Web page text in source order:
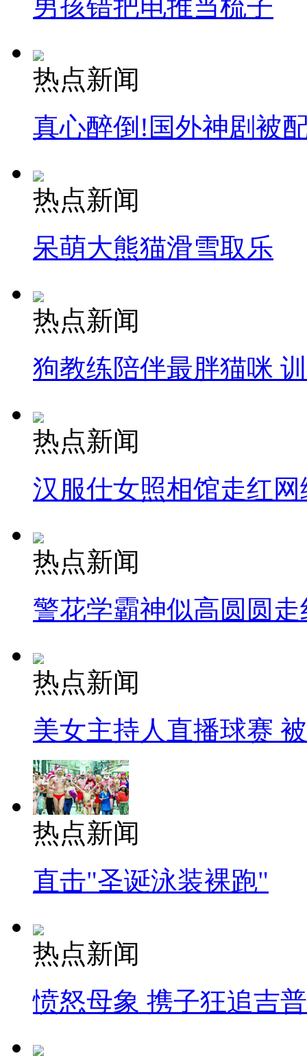
男孩错把电推当梳子
热点新闻
真心醉倒!国外神剧被
热点新闻
呆萌大熊猫滑雪取乐
热点新闻
狗教练陪伴最胖猫咪
热点新闻
汉服仕女照相馆走红网
热点新闻
警花学霸神似高圆圆走
热点新闻
美女主持人直播球赛
热点新闻
直击"圣诞泳装裸跑"
热点新闻
愤怒母象 携子狂追吉